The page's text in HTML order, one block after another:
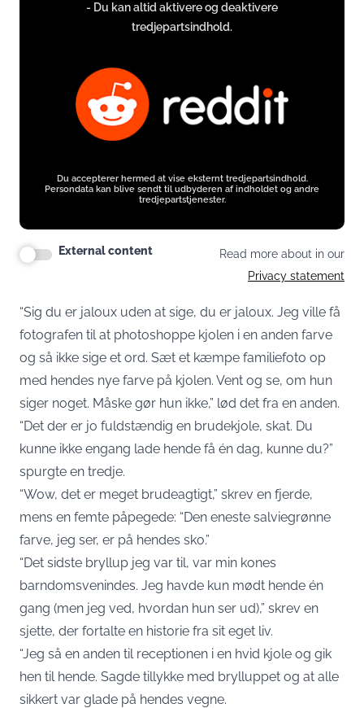
www.reddit.com- Du kan altid aktivere og deaktivere
tredjepartsindhold.
Du accepterer hermed at vise eksternt tredjepartsindhold.
Persondata kan blive sendt til udbyderen af indholdet og andre
tredjepartstjenester.
External content
Read more about in our
Privacy statement
“Sig du er jaloux uden at sige, du er jaloux. Jeg ville få
fotografen til at photoshoppe kjolen i en anden farve
og så ikke sige et ord. Sæt et kæmpe familiefoto op
med hendes nye farve på kjolen. Vent og se, om hun
siger noget. Måske gør hun ikke,” lød det fra en anden.
“Det der er jo fuldstændig en brudekjole, skat. Du
kunne ikke engang lade hende få én dag, kunne du?”
spurgte en tredje.
“Wow, det er meget brudeagtigt,” skrev en fjerde,
mens en femte påpegede: “Den eneste salviegrønne
farve, jeg ser, er på hendes sko.”
“Det sidste bryllup jeg var til, var min kones
barndomsvenindes. Jeg havde kun mødt hende én
gang (men jeg ved, hvordan hun ser ud),” skrev en
sjette, der fortalte en historie fra sit eget liv.
“Jeg så en anden til receptionen i en hvid kjole og gik
hen til hende. Sagde tillykke med brylluppet og at alle
sikkert var glade på hendes vegne.